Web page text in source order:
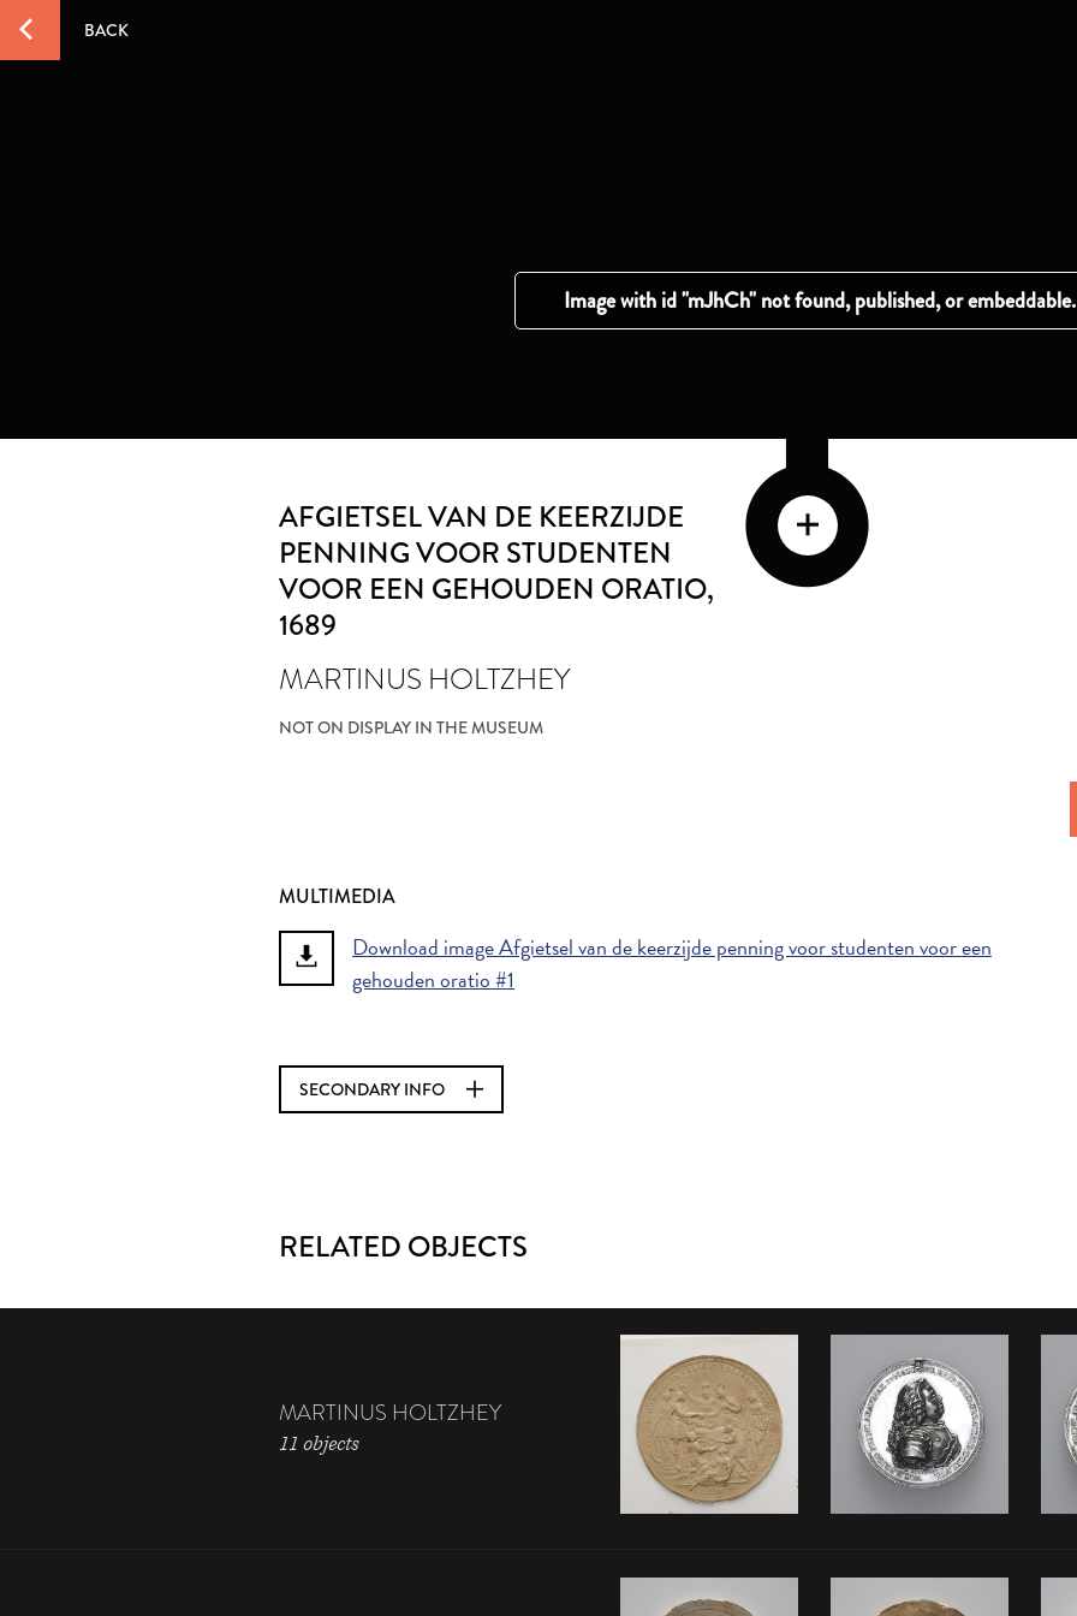
BACK
AFGIETSEL VAN DE KEERZIJDE
PENNING VOOR STUDENTEN
VOOR EEN GEHOUDEN ORATIO,
1689
MARTINUS HOLTZHEY
NOT ON DISPLAY IN THE MUSEUM
MULTIMEDIA
Download image Afgietsel van de keerzijde penning voor studenten voor een
gehouden oratio #1
SECONDARY INFO
RELATED OBJECTS
MARTINUS HOLTZHEY
11 objects